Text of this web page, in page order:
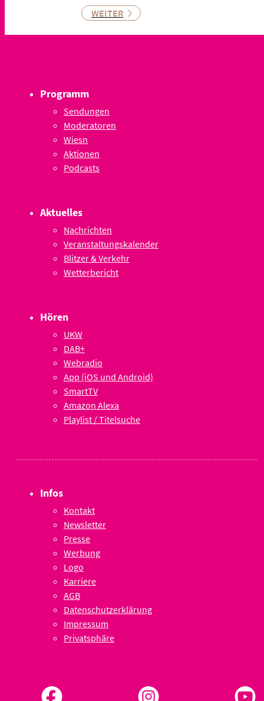
WEITER
Programm
Sendungen
Moderatoren
Wiesn
Aktionen
Podcasts
Aktuelles
Nachrichten
Veranstaltungskalender
Blitzer & Verkehr
Wetterbericht
Hören
UKW
DAB+
Webradio
App (iOS und Android)
SmartTV
Amazon Alexa
Playlist / Titelsuche
Infos
Kontakt
Newsletter
Presse
Werbung
Logo
Karriere
AGB
Datenschutzerklärung
Impressum
Privatsphäre